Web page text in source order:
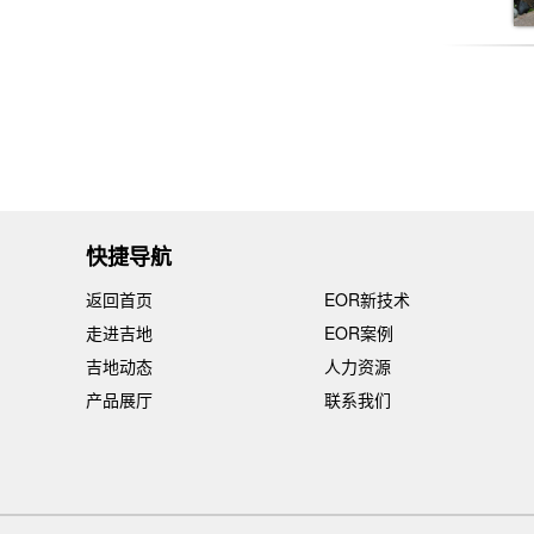
快捷导航
返回首页
走进吉地
吉地动态
产品展厅
EOR新技术
EOR案例
人力资源
联系我们